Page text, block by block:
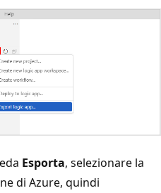
Esporta, selezionare la
di Azure, quindi